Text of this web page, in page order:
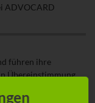
ADVOCARD
führen ihre
Übereinstimmung
eine